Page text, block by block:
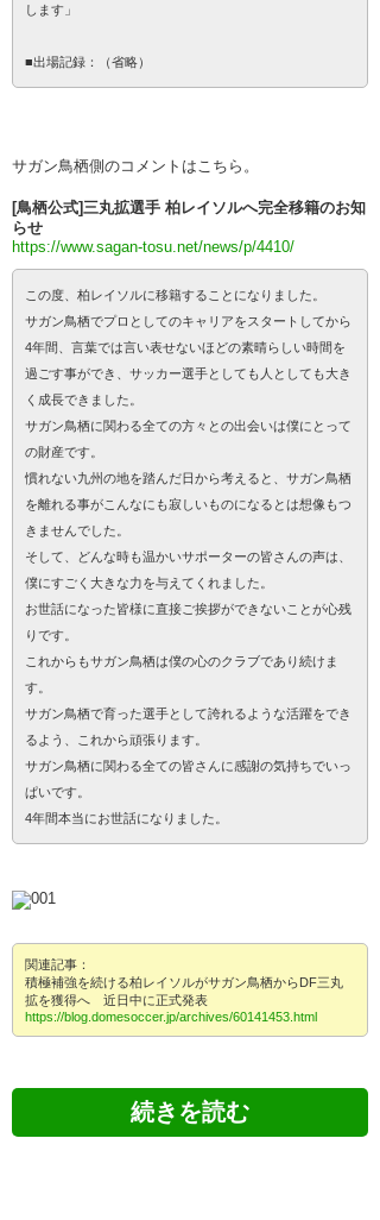
します」
■出場記録：（省略）
サガン鳥栖側のコメントはこちら。
[鳥栖公式]三丸拡選手 柏レイソルへ完全移籍のお知
らせ
https://www.sagan-tosu.net/news/p/4410/
この度、柏レイソルに移籍することになりました。
サガン鳥栖でプロとしてのキャリアをスタートしてから
4年間、言葉では言い表せないほどの素晴らしい時間を
過ごす事ができ、サッカー選手としても人としても大き
く成長できました。
サガン鳥栖に関わる全ての方々との出会いは僕にとって
の財産です。
慣れない九州の地を踏んだ日から考えると、サガン鳥栖
を離れる事がこんなにも寂しいものになるとは想像もつ
きませんでした。
そして、どんな時も温かいサポーターの皆さんの声は、
僕にすごく大きな力を与えてくれました。
お世話になった皆様に直接ご挨拶ができないことが心残
りです。
これからもサガン鳥栖は僕の心のクラブであり続けま
す。
サガン鳥栖で育った選手として誇れるような活躍をでき
るよう、これから頑張ります。
サガン鳥栖に関わる全ての皆さんに感謝の気持ちでいっ
ぱいです。
4年間本当にお世話になりました。
関連記事：
積極補強を続ける柏レイソルがサガン鳥栖からDF三丸
拡を獲得へ 近日中に正式発表
https://blog.domesoccer.jp/archives/60141453.html